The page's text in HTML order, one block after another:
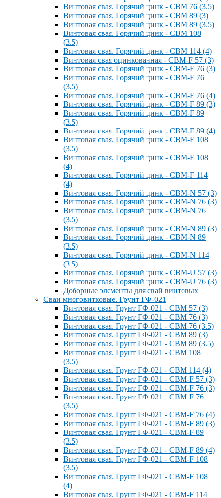
Винтовая свая. Горячий цинк - СВМ 76 (3.5)
Винтовая свая. Горячий цинк - СВМ 89 (3)
Винтовая свая. Горячий цинк - СВМ 89 (3.5)
Винтовая свая. Горячий цинк - СВМ 108
(3.5)
Винтовая свая. Горячий цинк - СВМ 114 (4)
Винтовая свая оцинкованная - СВМ-F 57 (3)
Винтовая свая. Горячий цинк - СВМ-F 76 (3)
Винтовая свая. Горячий цинк - СВМ-F 76
(3,5)
Винтовая свая. Горячий цинк - СВМ-F 76 (4)
Винтовая свая. Горячий цинк - СВМ-F 89 (3)
Винтовая свая. Горячий цинк - СВМ-F 89
(3.5)
Винтовая свая. Горячий цинк - СВМ-F 89 (4)
Винтовая свая. Горячий цинк - СВМ-F 108
(3.5)
Винтовая свая. Горячий цинк - СВМ-F 108
(4)
Винтовая свая. Горячий цинк - СВМ-F 114
(4)
Винтовая свая. Горячий цинк - СВМ-N 57 (3)
Винтовая свая. Горячий цинк - СВМ-N 76 (3)
Винтовая свая. Горячий цинк - СВМ-N 76
(3.5)
Винтовая свая. Горячий цинк - СВМ-N 89 (3)
Винтовая свая. Горячий цинк - СВМ-N 89
(3.5)
Винтовая свая. Горячий цинк - СВМ-N 114
(3.5)
Винтовая свая. Горячий цинк - СВМ-U 57 (3)
Винтовая свая. Горячий цинк - СВМ-U 76 (3)
Доборные элементы для свай винтовых
Сваи многовитковые. Грунт ГФ-021
Винтовая свая. Грунт ГФ-021 - СВМ 57 (3)
Винтовая свая. Грунт ГФ-021 - СВМ 76 (3)
Винтовая свая. Грунт ГФ-021 - СВМ 76 (3.5)
Винтовая свая. Грунт ГФ-021 - СВМ 89 (3)
Винтовая свая. Грунт ГФ-021 - СВМ 89 (3.5)
Винтовая свая. Грунт ГФ-021 - СВМ 108
(3.5)
Винтовая свая. Грунт ГФ-021 - СВМ 114 (4)
Винтовая свая. Грунт ГФ-021 - СВМ-F 57 (3)
Винтовая свая. Грунт ГФ-021 - СВМ-F 76 (3)
Винтовая свая. Грунт ГФ-021 - СВМ-F 76
(3.5)
Винтовая свая. Грунт ГФ-021 - СВМ-F 76 (4)
Винтовая свая. Грунт ГФ-021 - СВМ-F 89 (3)
Винтовая свая. Грунт ГФ-021 - СВМ-F 89
(3.5)
Винтовая свая. Грунт ГФ-021 - СВМ-F 89 (4)
Винтовая свая. Грунт ГФ-021 - СВМ-F 108
(3.5)
Винтовая свая. Грунт ГФ-021 - СВМ-F 108
(4)
Винтовая свая. Грунт ГФ-021 - СВМ-F 114